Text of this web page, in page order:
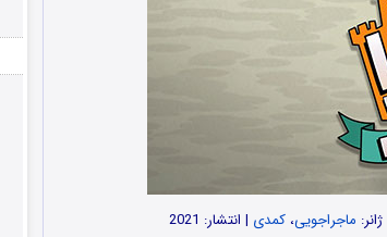
ماجراجویی، کمدی | انتشار: 2021